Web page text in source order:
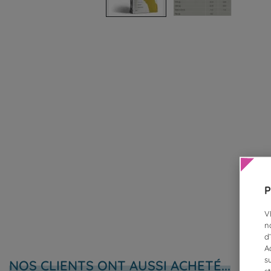
NOS CLIENTS ONT AUSSI ACHETÉ...